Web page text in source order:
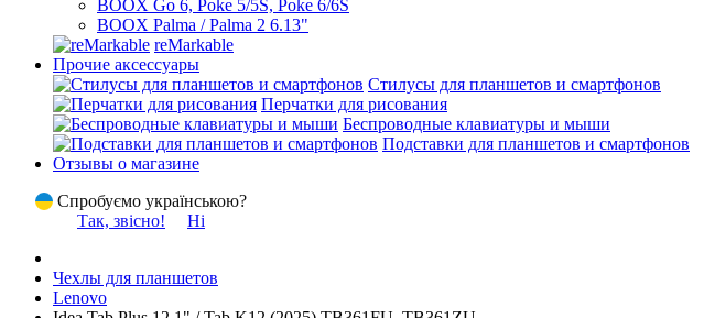
BOOX Go 6, Poke 5/5S, Poke 6/6S
BOOX Palma / Palma 2 6.13"
reMarkable
Прочие аксессуары
Стилусы для планшетов и смартфонов
Перчатки для рисования
Беспроводные клавиатуры и мыши
Подставки для планшетов и смартфонов
Отзывы о магазине
Спробуємо українською?
Так, звісно!
Ні
Чехлы для планшетов
Lenovo